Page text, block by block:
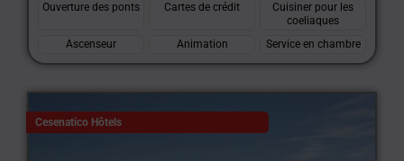
Ouverture des ponts
Cartes de crédit
Cuisiner pour les
coeliaques
Ascenseur
Animation Service en chambre
Cesenatico Hôtels